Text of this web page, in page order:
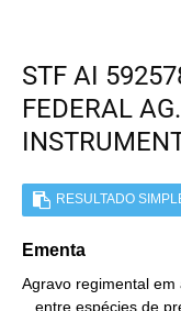
STF AI
FEDERAL
RESULTADO
Ementa
Agravo regimental